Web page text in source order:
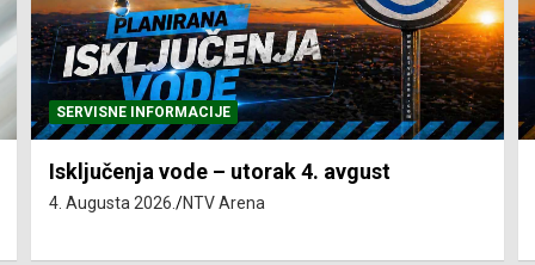
SERVISNE INFORMACIJE
Isključenja vode – utorak 4. avgust
4. Augusta 2026. NTV Arena